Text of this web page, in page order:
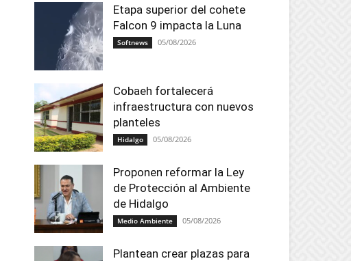
Etapa superior del cohete
Falcon 9 impacta la Luna
Softnews 05/08/2026
Cobaeh fortalecerá
infraestructura con nuevos
planteles
Hidalgo 05/08/2026
Proponen reformar la Ley
de Protección al Ambiente
de Hidalgo
Medio Ambiente 05/08/2026
Plantean crear plazas para